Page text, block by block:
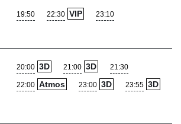
19:50 22:30 VIP 23:10
20:00 3D 21:00 3D 21:30
22:00 Atmos 23:00 3D 23:55 3D